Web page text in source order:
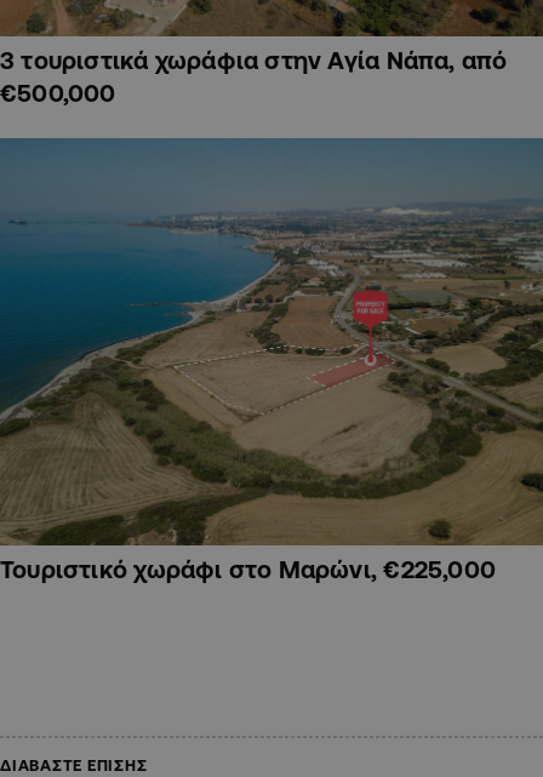
3 τουριστικά χωράφια στην Αγία Νάπα, από
€500,000
Τουριστικό χωράφι στο Μαρώνι, €225,000
ΔΙΑΒΑΣΤΕ ΕΠΙΣΗΣ